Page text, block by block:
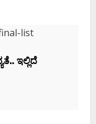
ಇಲ್ಲಿದೆ